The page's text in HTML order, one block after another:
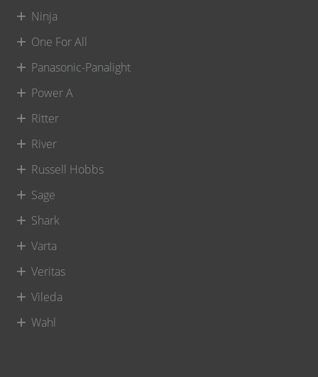
Ninja
One For All
Panasonic-Panalight
Power A
Ritter
River
Russell Hobbs
Sage
Shark
Varta
Veritas
Vileda
Wahl